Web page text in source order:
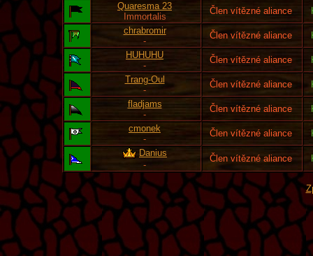
Quaresma 23
Immortalis
Člen vítězné aliance
chrabromir
-
Člen vítězné aliance
HUHUHU
-
Člen vítězné aliance
Trang-Oul
-
Člen vítězné aliance
fladjams
-
Člen vítězné aliance
cmonek
-
Člen vítězné aliance
Danius
-
Člen vítězné aliance